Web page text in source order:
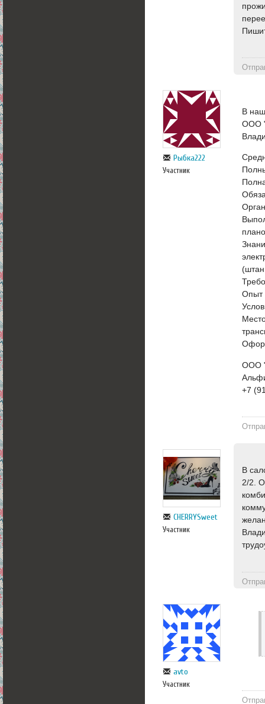
Рыбка222
Участник
В
ООО
Опыт
ООО
+7
CHERRYSweet
Участник
В
2/2.
avto
Участник